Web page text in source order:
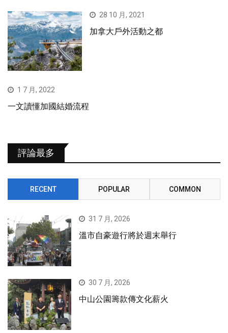
28 10 月, 2021
加拿大戶外活動之都
1 7 月, 2022
一文讀懂加國結婚流程
評論最多
RECENT POPULAR COMMON
31 7 月, 2026
溫市自豪遊行將於週末舉行
30 7 月, 2026
中山公園籌款傳文化薪火